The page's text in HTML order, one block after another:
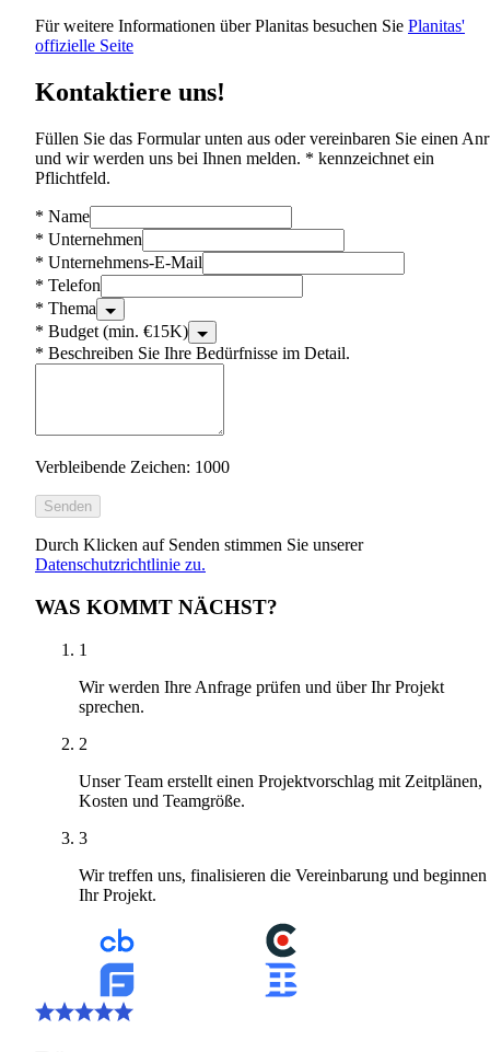
Für weitere Informationen über Planitas besuchen Sie Planitas'
offizielle Seite
Kontaktiere uns!
Füllen Sie das Formular unten aus oder vereinbaren Sie einen
und wir werden uns bei Ihnen melden. * kennzeichnet ein
Pflichtfeld.
* Name
* Unternehmen
* Unternehmens-E-Mail
* Telefon
* Thema
* Budget (min. €15K)
* Beschreiben Sie Ihre Bedürfnisse im Detail.
Verbleibende Zeichen: 1000
Senden
Durch Klicken auf Senden stimmen Sie unserer
Datenschutzrichtlinie zu.
WAS KOMMT NÄCHST?
1
Wir werden Ihre Anfrage prüfen und über Ihr Projekt
sprechen.
2
Unser Team erstellt einen Projektvorschlag mit Zeitplänen,
Kosten und Teamgröße.
3
Wir treffen uns, finalisieren die Vereinbarung und beginnen
Ihr Projekt.